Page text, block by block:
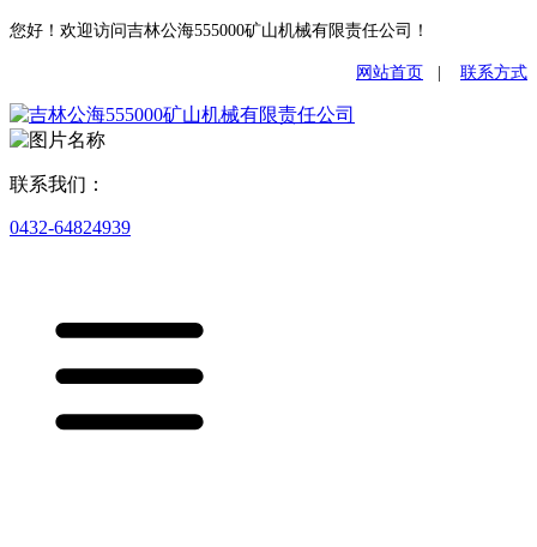
您好！欢迎访问吉林公海555000矿山机械有限责任公司！
网站首页 联系方式
联系我们：
0432-64824939